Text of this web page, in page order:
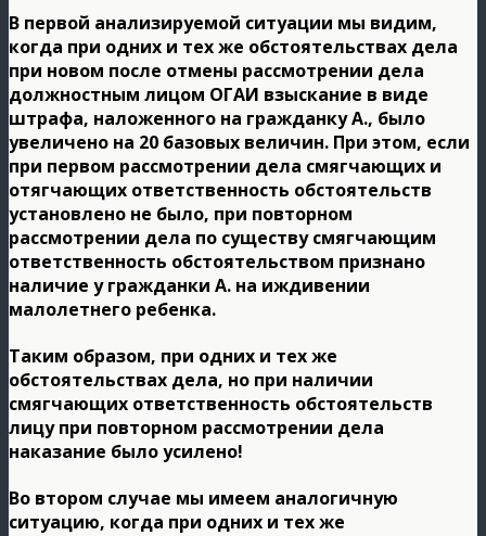
В первой анализируемой ситуации мы видим,
когда при одних и тех же обстоятельствах дела
при новом после отмены рассмотрении дела
должностным лицом ОГАИ взыскание в виде
штрафа, наложенного на гражданку А., было
увеличено на 20 базовых величин. При этом, если
при первом рассмотрении дела смягчающих и
отягчающих ответственность обстоятельств
установлено не было, при повторном
рассмотрении дела по существу смягчающим
ответственность обстоятельством признано
наличие у гражданки А. на иждивении
малолетнего ребенка.
Таким образом, при одних и тех же
обстоятельствах дела, но при наличии
смягчающих ответственность обстоятельств
лицу при повторном рассмотрении дела
наказание было усилено!
Во втором случае мы имеем аналогичную
ситуацию, когда при одних и тех же